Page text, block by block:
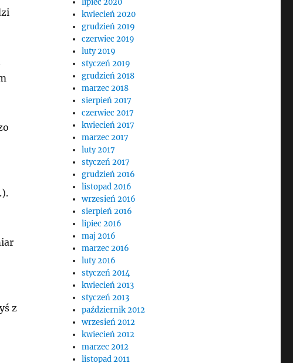
z
lipiec 2020
kwiecień 2020
grudzień 2019
czerwiec 2019
luty 2019
styczeń 2019
grudzień 2018
marzec 2018
sierpień 2017
czerwiec 2017
kwiecień 2017
marzec 2017
luty 2017
styczeń 2017
grudzień 2016
listopad 2016
wrzesień 2016
sierpień 2016
lipiec 2016
maj 2016
marzec 2016
luty 2016
styczeń 2014
kwiecień 2013
styczeń 2013
październik 2012
wrzesień 2012
kwiecień 2012
marzec 2012
listopad 2011